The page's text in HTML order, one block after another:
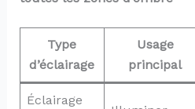
Type
d’éclairage
Usage
principal
Éclairage